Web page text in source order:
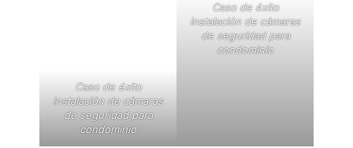
Caso de éxito
instalación de cámaras
de seguridad para
condominio
Caso de éxito
instalación de cámaras
de seguridad para
condominio